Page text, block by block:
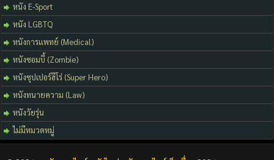
หนัง E-Sport
หนัง LGBTQ
หนังการแพทย์ (Medical)
หนังซอมบี้ (Zombie)
หนังซุปเปอร์ฮีโร่ (Super Hero)
หนังทนายความ (Law)
หนังวัยรุ่น
ไม่มีหมวดหมู่